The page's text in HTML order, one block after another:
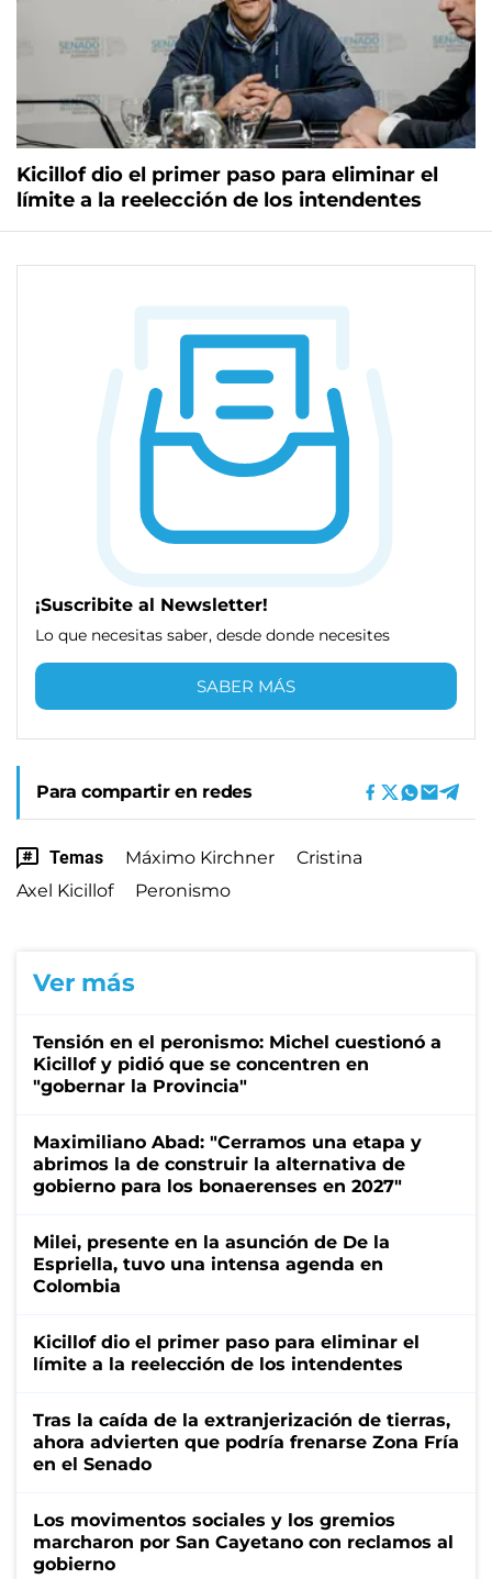
Kicillof dio el primer paso para eliminar el
límite a la reelección de los intendentes
¡Suscribite al Newsletter!
Lo que necesitas saber, desde donde necesites
SABER MÁS
Para compartir en redes
Temas Máximo Kirchner
Cristina
Axel Kicillof
Peronismo
Ver más
Tensión en el peronismo: Michel cuestionó a
Kicillof y pidió que se concentren en
"gobernar la Provincia"
Maximiliano Abad: "Cerramos una etapa y
abrimos la de construir la alternativa de
gobierno para los bonaerenses en 2027"
Milei, presente en la asunción de De la
Espriella, tuvo una intensa agenda en
Colombia
Kicillof dio el primer paso para eliminar el
límite a la reelección de los intendentes
Tras la caída de la extranjerización de tierras,
ahora advierten que podría frenarse Zona Fría
en el Senado
Los movimentos sociales y los gremios
marcharon por San Cayetano con reclamos al
gobierno